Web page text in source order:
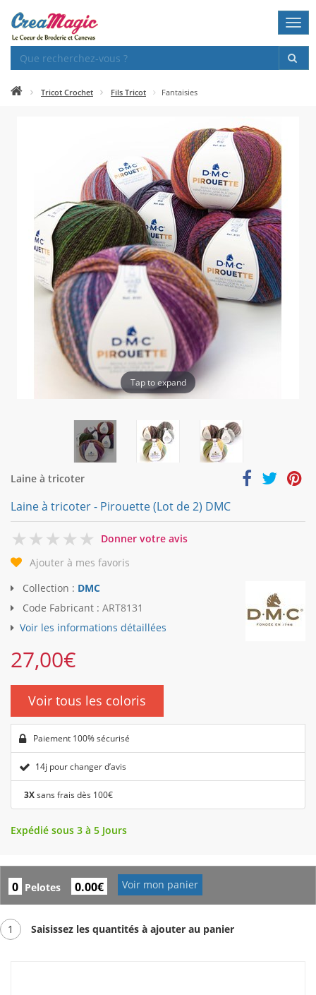
Tricot Crochet Fils Tricot Fantaisies
Tap to expand
Laine à tricoter
Laine à tricoter - Pirouette (Lot de 2) DMC
0
Donner votre avis
Ajouter à mes favoris
Collection : DMC
Code Fabricant : ART8131
Voir les informations détaillées
27,00€
Voir tous les coloris
Paiement 100% sécurisé
14j pour changer d’avis
3Xsans frais dès 100€
Expédié sous 3 à 5 Jours
0 Pelotes 0.00€ Voir mon panier
1 Saisissez les quantités à ajouter au panier